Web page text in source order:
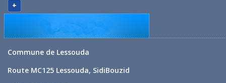
+
Commune de Lessouda
Route MC125 Lessouda, SidiBouzid